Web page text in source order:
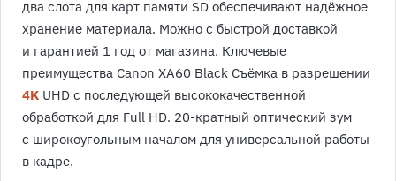
два слота для карт памяти SD обеспечивают надёжное
хранение материала. Можно с быстрой доставкой
и гарантией 1 год от магазина. Ключевые
преимущества Canon XA60 Black Съёмка в разрешении
4K UHD с последующей высококачественной
обработкой для Full HD. 20-кратный оптический зум
с широкоугольным началом для универсальной работы
в кадре.